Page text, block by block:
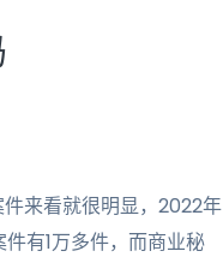
来看就很明显，2022年
有1万多件，而商业秘